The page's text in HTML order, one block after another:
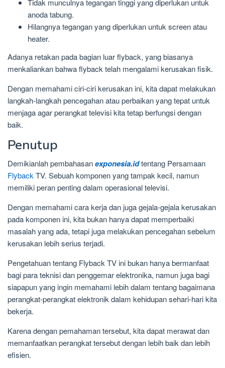
Tidak munculnya tegangan tinggi yang diperlukan untuk
anoda tabung.
Hilangnya tegangan yang diperlukan untuk screen atau
heater.
Adanya retakan pada bagian luar flyback, yang biasanya
menkaliankan bahwa flyback telah mengalami kerusakan fisik.
Dengan memahami ciri-ciri kerusakan ini, kita dapat melakukan
langkah-langkah pencegahan atau perbaikan yang tepat untuk
menjaga agar perangkat televisi kita tetap berfungsi dengan
baik.
Penutup
Demikianlah pembahasanexponesia.idtentang Persamaan
Flyback TV. Sebuah komponen yang tampak kecil, namun
memiliki peran penting dalam operasional televisi.
Dengan memahami cara kerja dan juga gejala-gejala kerusakan
pada komponen ini, kita bukan hanya dapat memperbaiki
masalah yang ada, tetapi juga melakukan pencegahan sebelum
kerusakan lebih serius terjadi.
Pengetahuan tentang Flyback TV ini bukan hanya bermanfaat
bagi para teknisi dan penggemar elektronika, namun juga bagi
siapapun yang ingin memahami lebih dalam tentang bagaimana
perangkat-perangkat elektronik dalam kehidupan sehari-hari kita
bekerja.
Karena dengan pemahaman tersebut, kita dapat merawat dan
memanfaatkan perangkat tersebut dengan lebih baik dan lebih
efisien.